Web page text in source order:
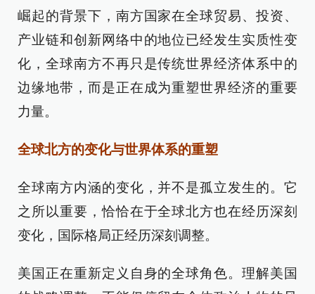
崛起的背景下，南方国家在全球贸易、投资、
产业链和创新网络中的地位已经发生实质性变
化，全球南方不再只是传统世界经济体系中的
边缘地带，而是正在成为重塑世界经济的重要
力量。
全球北方的变化与世界体系的重塑
全球南方内涵的变化，并不是孤立发生的。它
之所以重要，恰恰在于全球北方也在经历深刻
变化，国际格局正经历深刻调整。
美国正在重新定义自身的全球角色。理解美国